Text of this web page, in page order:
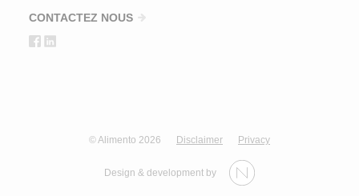
CONTACTEZ NOUS
© Alimento 2026 Disclaimer Privacy
Design & development by